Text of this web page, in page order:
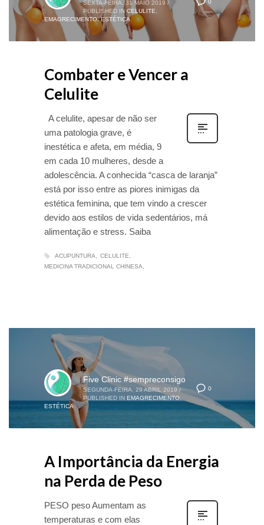
0
SEXTA-FEIRA, 31 MAIO 2019 /
PUBLISHED IN CELULITE
EMAGRECIMENTO,ESTÉTICA
Combater e Vencer a
Celulite
A celulite, apesar de não ser
uma patologia grave, é
inestética e afeta, em média, 9
em cada 10 mulheres, desde a
adolescência. A conhecida “casca de laranja”
está por isso entre as piores inimigas da
estética feminina, que tem vindo a crescer
devido aos estilos de vida sedentários, má
alimentação e stress. Saiba
ACUPUNTURA
CELULITE
MEDICINA TRADICIONAL CHINESA
0
Five Clinic #sempreconsigo
SEGUNDA-FEIRA, 29 ABRIL 2019 /
PUBLISHED IN EMAGRECIMENTO
ESTÉTICA
A Importância da Energia
na Perda de Peso
PESO peso Aumentam as
temperaturas e com elas